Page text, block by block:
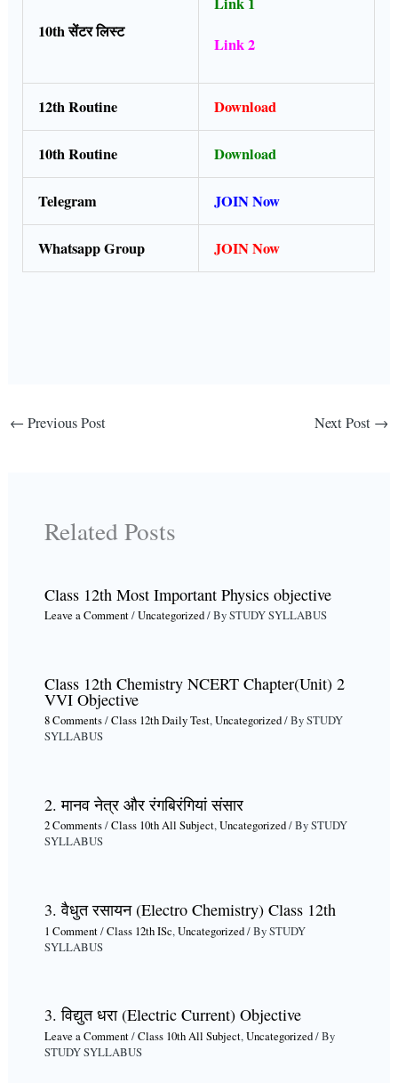
10th सेंटर लिस्ट
Link 2
12th Routine Download
10th Routine Download
Telegram JOIN Now
Whatsapp Group JOIN Now
← Previous Post Next Post →
Related Posts
Class 12th Most Important Physics objective
Leave a Comment/Uncategorized/ BySTUDY SYLLABUS
Class 12th Chemistry NCERT Chapter(Unit) 2
VVI Objective
8 Comments/Class 12th Daily Test,Uncategorized/ BySTUDY
SYLLABUS
2. मानव नेत्र और रंगबिरंगियां संसार
2 Comments/Class 10th All Subject,Uncategorized/ BySTUDY
SYLLABUS
3. वैधुत रसायन (Electro Chemistry) Class 12th
1 Comment/Class 12th ISc,Uncategorized/ BySTUDY
SYLLABUS
3. विद्युत धरा (Electric Current) Objective
Leave a Comment/Class 10th All Subject,Uncategorized/ By
STUDY SYLLABUS